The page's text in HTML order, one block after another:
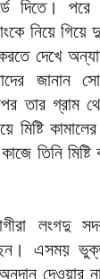
দিতে। পরে
নিয়ে গিয়ে
দেখে
জানান
তার গ্রাম
মিষ্টি
তিনি
লংগদু
এসময়
দেওয়ার